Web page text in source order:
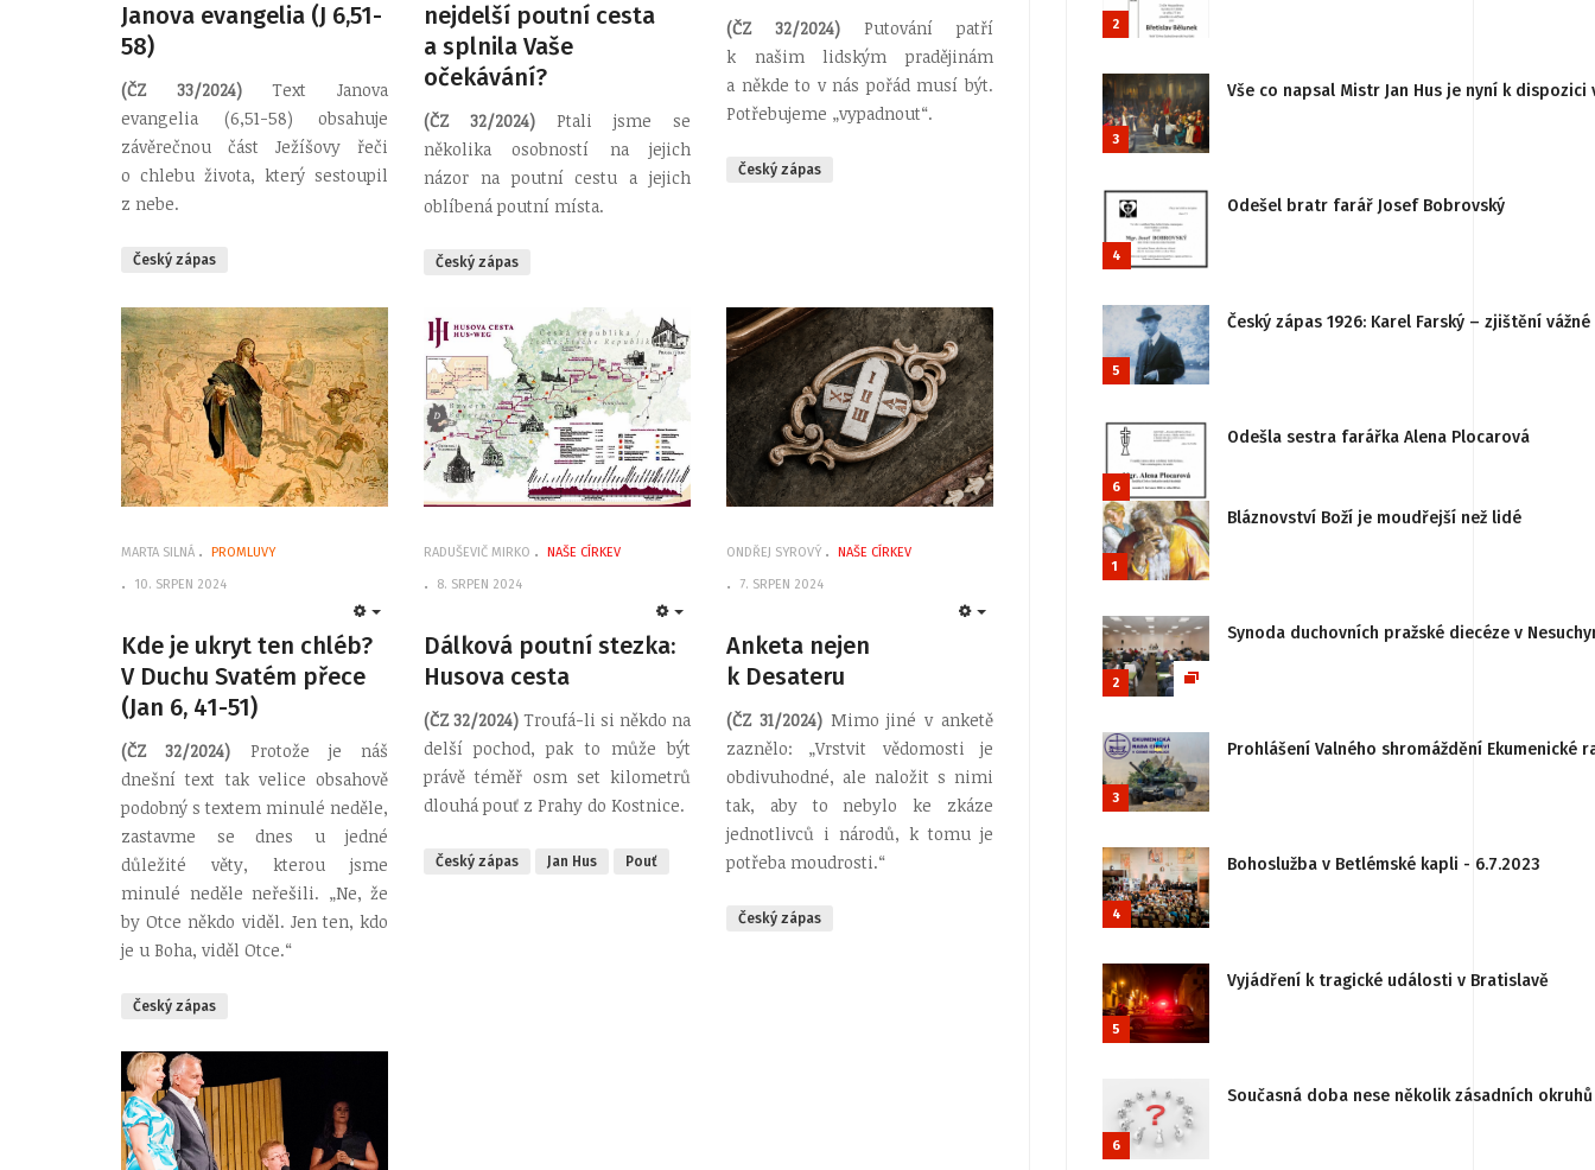
Janova evangelia (J 6,51-
58)
(ČZ 33/2024)Text Janova
evangelia (6,51-58) obsahuje
závěrečnou část Ježíšovy řeči
o chlebu života, který sestoupil
z nebe.
Český zápas
nejdelší poutní cesta
a splnila Vaše
očekávání?
(ČZ 32/2024) Ptali jsme se
několika osobností na jejich
názor na poutní cestu a jejich
oblíbená poutní místa.
Český zápas
(ČZ 32/2024) Putování patří
k našim lidským pradějinám
a někde to v nás pořád musí být.
Potřebujeme „vypadnout“.
Český zápas
MARTA SILNÁ PROMLUVY
10. SRPEN 2024
Kde je ukryt ten chléb?
V Duchu Svatém přece
(Jan 6, 41-51)
(ČZ 32/2024) Protože je náš
dnešní text tak velice obsahově
podobný s textem minulé neděle,
zastavme se dnes u jedné
důležité věty, kterou jsme
minulé neděle neřešili. „Ne, že
by Otce někdo viděl. Jen ten, kdo
je u Boha, viděl Otce.“
Český zápas
RADUŠEVIČ MIRKO NAŠE CÍRKEV
8. SRPEN 2024
Dálková poutní stezka:
Husova cesta
(ČZ 32/2024) Troufá-li si někdo na
delší pochod, pak to může být
právě téměř osm set kilometrů
dlouhá pouť z Prahy do Kostnice.
Český zápas Jan Hus Pouť
ONDŘEJ SYROVÝ NAŠE CÍRKEV
7. SRPEN 2024
Anketa nejen
k Desateru
(ČZ 31/2024) Mimo jiné v anketě
zaznělo: „Vrstvit vědomosti je
obdivuhodné, ale naložit s nimi
tak, aby to nebylo ke zkáze
jednotlivců i národů, k tomu je
potřeba moudrosti.“
Český zápas
2
3
Vše co napsal Mistr Jan Hus je nyní k
4
Odešel bratr farář Josef Bobrovský
5
Český zápas 1926: Karel Farský – zjištění
6
Odešla sestra farářka Alena Plocarová
1
Bláznovství Boží je moudřejší než lidé
2
Synoda duchovních pražské diecéze v
3
Prohlášení Valného shromáždění
4
Bohoslužba v Betlémské kapli - 6.7.2023
5
Vyjádření k tragické události v Bratislavě
6
Současná doba nese několik zásadních